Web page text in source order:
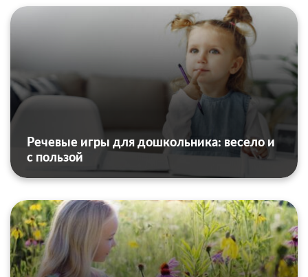
Речевые игры для дошкольника: весело и
с пользой